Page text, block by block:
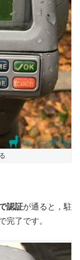
認証が通ると，駐
完了です。